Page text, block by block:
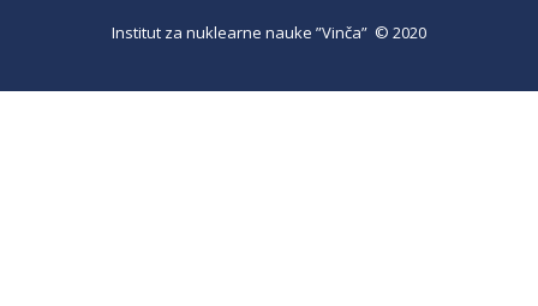
Institut za nuklearne nauke ”Vinča” © 2020